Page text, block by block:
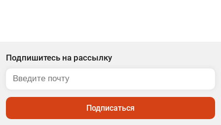
Подпишитесь на рассылку
Подписаться